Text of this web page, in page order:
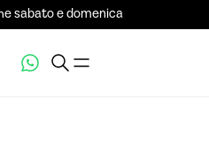
sabato e domenica